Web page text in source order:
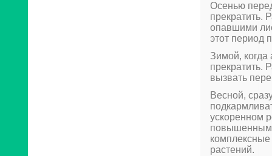
Осенью
прекратить.
опавшими
этот период
Зимой, когда
прекратить.
вызвать
Весной,
ускоренном
повышенным
растений.